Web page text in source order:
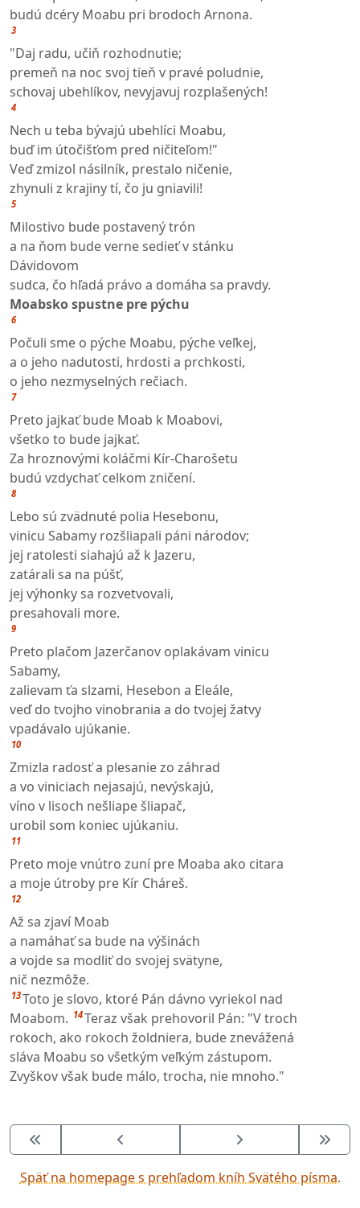
budú dcéry Moabu pri brodoch Arnona.
3
"Daj radu, učiň rozhodnutie;
premeň na noc svoj tieň v pravé poludnie,
schovaj ubehlíkov, nevyjavuj rozplašených!
4
Nech u teba bývajú ubehlíci Moabu,
buď im útočišťom pred ničiteľom!"
Veď zmizol násilník, prestalo ničenie,
zhynuli z krajiny tí, čo ju gniavili!
5
Milostivo bude postavený trón
a na ňom bude verne sedieť v stánku
Dávidovom
sudca, čo hľadá právo a domáha sa pravdy.
Moabsko spustne pre pýchu
6
Počuli sme o pýche Moabu, pýche veľkej,
a o jeho nadutosti, hrdosti a prchkosti,
o jeho nezmyselných rečiach.
7
Preto jajkať bude Moab k Moabovi,
všetko to bude jajkať.
Za hroznovými koláčmi Kír-Charošetu
budú vzdychať celkom zničení.
8
Lebo sú zvädnuté polia Hesebonu,
vinicu Sabamy rozšliapali páni národov;
jej ratolesti siahajú až k Jazeru,
zatárali sa na púšť,
jej výhonky sa rozvetvovali,
presahovali more.
9
Preto plačom Jazerčanov oplakávam vinicu
Sabamy,
zalievam ťa slzami, Hesebon a Eleále,
veď do tvojho vinobrania a do tvojej žatvy
vpadávalo ujúkanie.
10
Zmizla radosť a plesanie zo záhrad
a vo viniciach nejasajú, nevýskajú,
víno v lisoch nešliape šliapač,
urobil som koniec ujúkaniu.
11
Preto moje vnútro zuní pre Moaba ako citara
a moje útroby pre Kír Cháreš.
12
Až sa zjaví Moab
a namáhať sa bude na výšinách
a vojde sa modliť do svojej svätyne,
nič nezmôže.
13Toto je slovo, ktoré Pán dávno vyriekol nad
Moabom. 14Teraz však prehovoril Pán: "V troch
rokoch, ako rokoch žoldniera, bude znevážená
sláva Moabu so všetkým veľkým zástupom.
Zvyškov však bude málo, trocha, nie mnoho."
Späť na homepage s prehľadom kníh Svätého písma.